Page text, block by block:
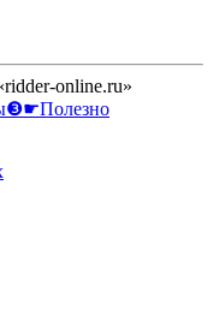
online.ru»
❸☛Полезно